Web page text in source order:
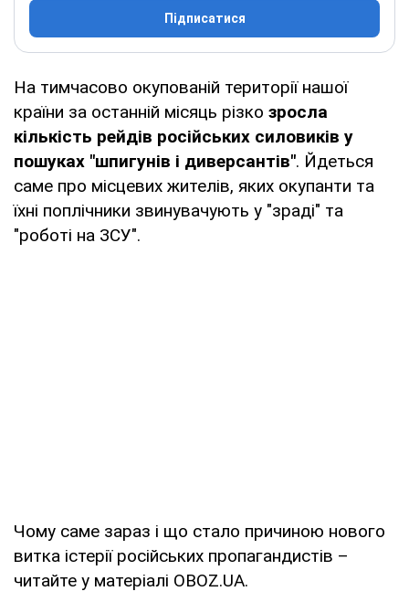
Підписатися
На тимчасово окупованій території нашої
країни за останній місяць різко зросла
кількість рейдів російських силовиків у
пошуках "шпигунів і диверсантів". Йдеться
саме про місцевих жителів, яких окупанти та
їхні поплічники звинувачують у "зраді" та
"роботі на ЗСУ".
Чому саме зараз і що стало причиною нового
витка істерії російських пропагандистів –
читайте у матеріалі OBOZ.UA.